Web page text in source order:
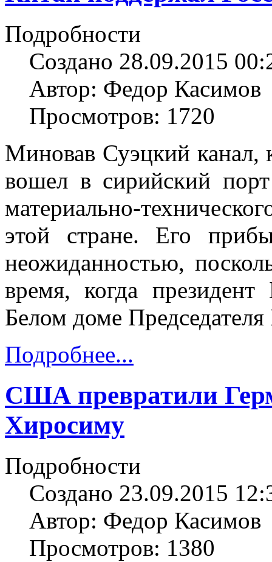
Подробности
Создано 28.09.2015
Автор: Федор Касимов
Просмотров: 1720
Миновав Суэцкий канал,
вошел в сирийский
материально-
этой стране. Его
неожиданностью,
время, когда
Белом доме
Подробнее...
США превратили
Хиросиму
Подробности
Создано 23.09.2015
Автор: Федор Касимов
Просмотров: 1380